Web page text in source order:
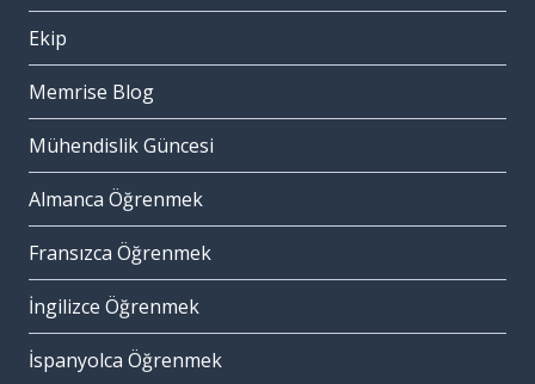
Ekip
Memrise Blog
Mühendislik Güncesi
Almanca Öğrenmek
Fransızca Öğrenmek
İngilizce Öğrenmek
İspanyolca Öğrenmek